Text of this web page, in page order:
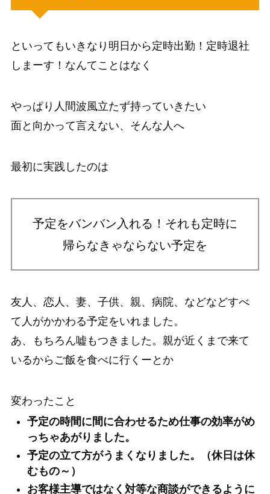
といってもいきなり明日から定時出勤！定時退社
しまーす！なんてことはなく
やっぱり人間波風立たず持っていきたい
面と向かって言えない、そんな人へ
最初に実践したのは
予定をバンバン入れる！それも定時に
帰らなきゃならない予定を
友人、恋人、妻、子供、親、病院、などなどすべ
て人がかかわる予定をいれました。
あ、もちろん嘘もつきました。親が近くまで来て
いるからご飯を食べに行くーとか
変わったこと
予定の時間に間に合わせるため仕事の効率がめ
っちゃあがりました。
予定の立て方がうまくなりました。（休日は休
むもの～）
お客様主導ではなく対等な商談ができるように